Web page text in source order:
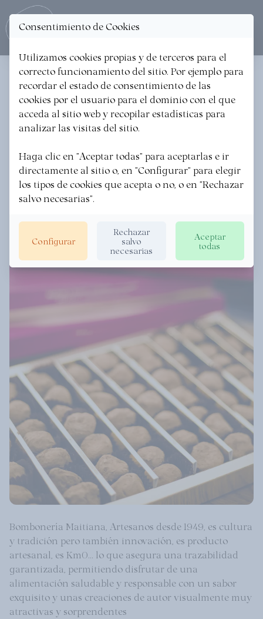
BOMBONERIA MAITIANA
Comercios // Pastelerías y confiterías
Bombonería Maitiana, Artesanos desde 1949, es cultura
y tradición pero también innovación, es producto
artesanal, es Km0… lo que asegura una trazabilidad
garantizada, permitiendo disfrutar de una
alimentación saludable y responsable con un sabor
exquisito y unas creaciones de autor visualmente muy
atractivas y sorprendentes
Consentimiento de Cookies
Utilizamos cookies propias y de terceros para el
correcto funcionamiento del sitio. Por ejemplo para
recordar el estado de consentimiento de las
cookies por el usuario para el dominio con el que
acceda al sitio web y recopilar estadísticas para
analizar las visitas del sitio.
Haga clic en "Aceptar todas" para aceptarlas e ir
directamente al sitio o, en "Configurar" para elegir
los tipos de cookies que acepta o no, o en "Rechazar
salvo necesarias".
Configurar
Rechazar
salvo
necesarias
Aceptar
todas